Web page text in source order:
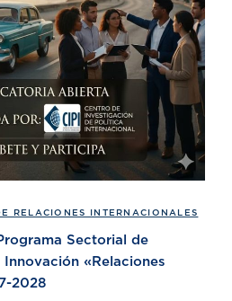
RELACIONES INTERNACIONALES
Sectorial de
«Relaciones
2028